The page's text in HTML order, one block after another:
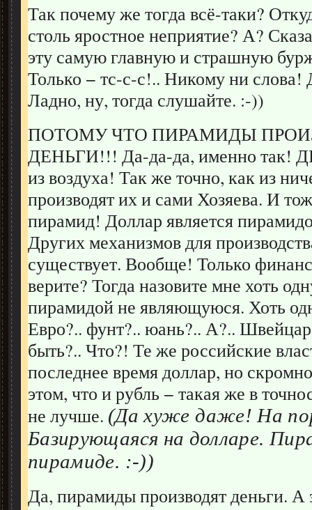
Так почему же тогда всё-таки?
столь яростное неприятие? А?
эту самую главную и страшную
Только − тс-с-с!.. Никому ни слова!
Ладно, ну, тогда слушайте. :-))
ПОТОМУ ЧТО ПИРАМИДЫ
ДЕНЬГИ!!! Да-да-да, именно так!
из воздуха! Так же точно, как из
производят их и сами Хозяева. И
пирамид! Доллар является
Других механизмов для
существует. Вообще! Только
верите? Тогда назовите мне хоть
пирамидой не являющуюся. Хоть
Евро?.. фунт?.. юань?.. А?..
быть?.. Что?! Те же российские
последнее время доллар, но
этом, что и рубль − такая же в
не лучше. (Да хуже даже! На
Базирующаяся на долларе.
пирамиде. :-))
Да, пирамиды производят деньги. А